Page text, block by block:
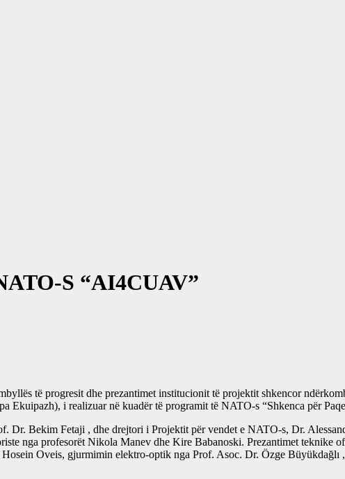
S “AI4CUAV”
të progresit dhe prezantimet institucionit të projektit shkencor
i realizuar në kuadër të programit të NATO-s “Shkenca për
Dr. Bekim Fetaji , dhe drejtori i Projektit për vendet e NATO-s, Dr.
nga profesorët Nikola Manev dhe Kire Babanoski. Prezantimet teknike
Oveis, gjurmimin elektro-optik nga Prof. Asoc. Dr. Özge Büyükdağlı